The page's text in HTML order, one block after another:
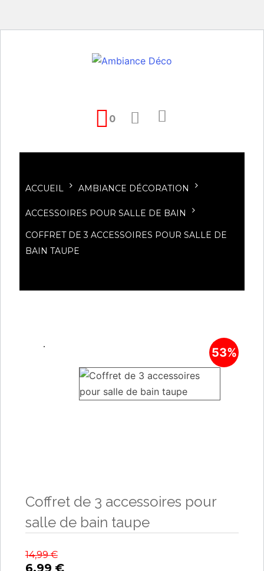
0
ACCUEIL AMBIANCE DÉCORATION
ACCESSOIRES POUR SALLE DE BAIN
COFFRET DE 3 ACCESSOIRES POUR SALLE DE
BAIN TAUPE
53%
Coffret de 3 accessoires pour
salle de bain taupe
14,99€
6,99 €